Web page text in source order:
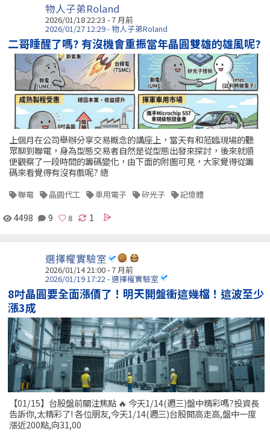
物人子弟Roland
2026/01/18 22:23 - 7 月前
2026/01/27 12:29 - 物人子弟Roland
二哥睡醒了嗎? 有沒機會重振當年晶圓雙雄的雄風呢?
上個月在公司舉辦分享交易概念的講座上，當天有和蒞臨現場的聽
眾聊到聯電，身為型態交易者自然是從型態出發來探討，後來就順
便觀察了一段時間的籌碼變化，由下面的附圖可見，大家覺得從籌
碼來看覺得有沒有戲呢? 總
聯電 晶圓代工 車用電子 矽光子 記憶體
4498 9 1
選擇權實驗室
2026/01/14 21:00 - 7 月前
2026/01/19 17:22 - 選擇權實驗室
8吋晶圓要全面漲價了！明天開盤衝這幾檔！這波至少
漲3成
【01/15】台股盤前關注焦點 🔥 今天1/14(週三)盤中精彩嗎?投資長
告訴你,太精彩了! 各位朋友,今天1/14(週三)台股開高走高,盤中一度
漲近200點,向31,00